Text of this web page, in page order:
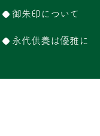
御朱印について
永代供養は優雅に